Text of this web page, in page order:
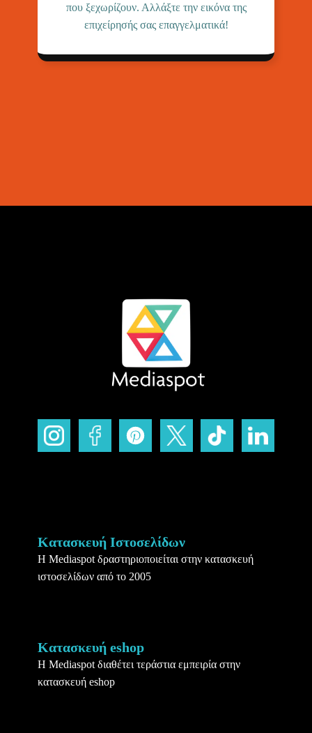
που ξεχωρίζουν. Αλλάξτε την εικόνα της
επιχείρησής σας επαγγελματικά!
Κατασκευή Ιστοσελίδων
Η Mediaspot δραστηριοποιείται στην κατασκευή
ιστοσελίδων από το 2005
Κατασκευή eshop
Η Mediaspot διαθέτει τεράστια εμπειρία στην
κατασκευή eshop